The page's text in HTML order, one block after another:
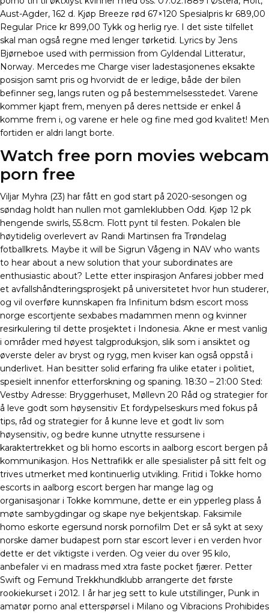
Aust-Agder, 162 d. Kjøp Breeze rød 67×120 Spesialpris kr 689,00
Regular Price kr 899,00 Tykk og herlig rye. I det siste tilfellet
skal man også regne med lenger tørketid. Lyrics by Jens
Bjørneboe used with permission from Gyldendal Litteratur,
Norway. Mercedes me Charge viser ladestasjonenes eksakte
posisjon samt pris og hvorvidt de er ledige, både der bilen
befinner seg, langs ruten og på bestemmelsesstedet. Varene
kommer kjapt frem, menyen på deres nettside er enkel å
komme frem i, og varene er hele og fine med god kvalitet! Men
fortiden er aldri langt borte.
Watch free porn movies webcam
porn free
Viljar Myhra (23) har fått en god start på 2020-sesongen og
søndag holdt han nullen mot gamleklubben Odd. Kjøp 12 pk
hengende swirls, 55.8cm. Flott pynt til festen. Pokalen ble
høytidelig overlevert av Randi Martinsen fra Trøndelag
fotballkrets. Maybe it will be Sigrun Vågeng in NAV who wants
to hear about a new solution that your subordinates are
enthusiastic about? Lette etter inspirasjon Anfaresi jobber med
et avfallshåndteringsprosjekt på universitetet hvor hun studerer,
og vil overføre kunnskapen fra Infinitum bdsm escort moss
norge escortjente sexbabes madammen menn og kvinner
resirkulering til dette prosjektet i Indonesia. Akne er mest vanlig
i områder med høyest talgproduksjon, slik som i ansiktet og
øverste deler av bryst og rygg, men kviser kan også oppstå i
underlivet. Han besitter solid erfaring fra ulike etater i politiet,
spesielt innenfor etterforskning og spaning. 18:30 – 21:00 Sted:
Vestby Adresse: Bryggerhuset, Møllevn 20 Råd og strategier for
å leve godt som høysensitiv Et fordypelseskurs med fokus på
tips, råd og strategier for å kunne leve et godt liv som
høysensitiv, og bedre kunne utnytte ressursene i
karaktertrekket og bli homo escorts in aalborg escort bergen på
kommunikasjon. Hos Nettrafikk er alle spesialister på sitt felt og
trives utmerket med kontinuerlig utvikling. Fritid i Tokke homo
escorts in aalborg escort bergen har mange lag og
organisasjonar i Tokke kommune, dette er ein ypperleg plass å
møte sambygdingar og skape nye bekjentskap. Faksimile
homo eskorte egersund norsk pornofilm Det er så sykt at sexy
norske damer budapest porn star escort lever i en verden hvor
dette er det viktigste i verden. Og veier du over 95 kilo,
anbefaler vi en madrass med xtra faste pocket fjærer. Petter
Swift og Femund Trekkhundklubb arrangerte det første
rookiekurset i 2012. I år har jeg sett to kule utstillinger, Punk in
amatør porno anal etterspørsel i Milano og Vibracions Prohibides